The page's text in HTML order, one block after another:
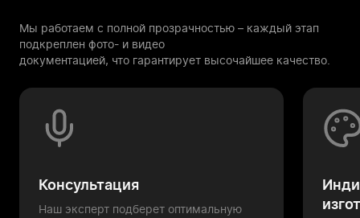
Мы работаем с полной прозрачностью – каждый этап
подкреплен фото- и видео
документацией, что гарантирует высочайшее качество.
Консультация
Наш эксперт подберет оптимальную